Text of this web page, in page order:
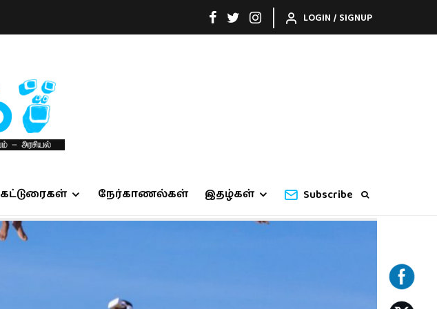
LOGIN / SIGNUP
கட்டுரைகள் நேர்காணல்கள் இதழ்கள் Subscribe